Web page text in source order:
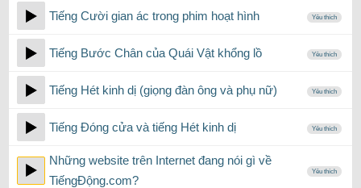
Tiếng Cười gian ác trong phim hoạt hình Yêu thích
Tiếng Bước Chân của Quái Vật khổng lồ Yêu thích
Tiếng Hét kinh dị (giọng đàn ông và phụ nữ) Yêu thích
Tiếng Đóng cửa và tiếng Hét kinh dị Yêu thích
Những website trên Internet đang nói gì về
TiếngĐộng.com?
Yêu thích